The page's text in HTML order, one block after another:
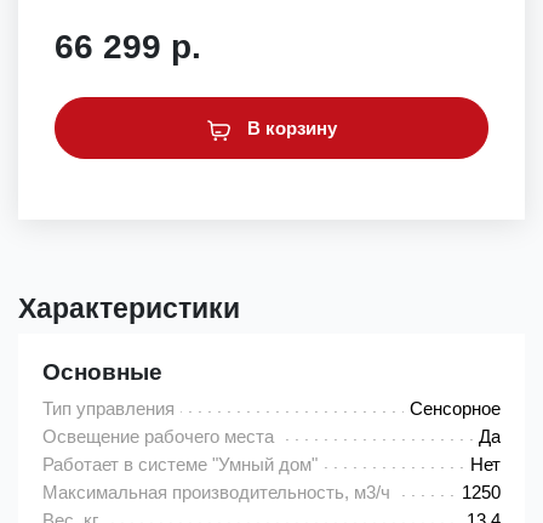
66 299 р.
В корзину
Характеристики
Основные
Тип управления
Сенсорное
Освещение рабочего места
Да
Работает в системе "Умный дом"
Нет
Максимальная производительность, м3/ч
1250